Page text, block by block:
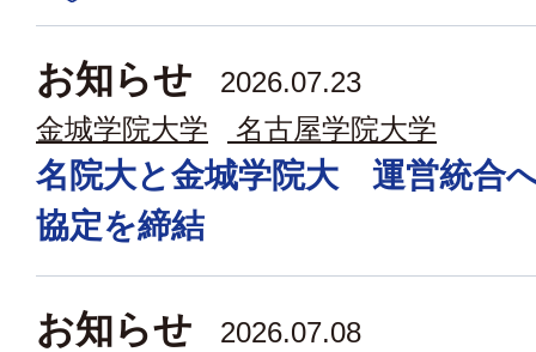
お知らせ
2026.07.23
金城学院大学
名古屋学院大学
名院大と金城学院大 運営統合
協定を締結
お知らせ
2026.07.08